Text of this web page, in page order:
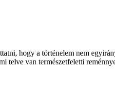
hogy a történelem nem
telve van természetfeletti